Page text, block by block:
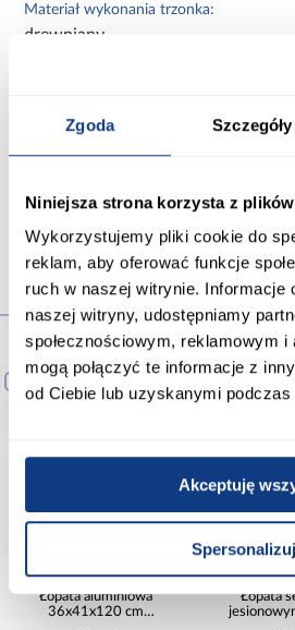
Zgoda Szczegóły
Niniejsza strona korzysta z
Wykorzystujemy pliki cookie do
reklam, aby oferować funkcje
ruch w naszej witrynie. Informacje
naszej witryny, udostępniamy
społecznościowym, reklamowym
mogą połączyć te informacje z
od Ciebie lub uzyskanymi podczas
Akceptuję
Spersonalizuj
Materiał wykonania trzonka:
drewniany
Marka produktu:
Produkty
PORÓWNAJ
Łopata aluminiowa
36x41x120 cm
PORÓWNAJ
Łopata